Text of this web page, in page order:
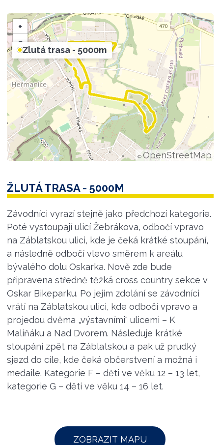
+
−
© OpenStreetMap
Žlutá trasa - 5000m
ŽLUTÁ TRASA - 5000M
Závodníci vyrazí stejně jako předchozí kategorie.
Poté vystoupají ulicí Žebrákova, odbočí vpravo
na Záblatskou ulici, kde je čeká krátké stoupání,
a následně odbočí vlevo směrem k areálu
bývalého dolu Oskarka. Nově zde bude
připravena středně těžká cross country sekce v
Oskar Bikeparku. Po jejím zdolání se závodníci
vrátí na Záblatskou ulici, kde odbočí vpravo a
projedou dvěma „výstavními“ ulicemi – K
Maliňáku a Nad Dvorem. Následuje krátké
stoupání zpět na Záblatskou a pak už prudký
sjezd do cíle, kde čeká občerstvení a možná i
medaile. Kategorie F – děti ve věku 12 – 13 let,
kategorie G – děti ve věku 14 – 16 let.
ZOBRAZIT MAPU